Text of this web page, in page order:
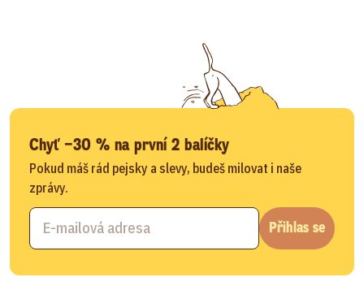
Chyť −30 % na první 2 balíčky
Pokud máš rád pejsky a slevy, budeš milovat i naše
zprávy.
Přihlas se